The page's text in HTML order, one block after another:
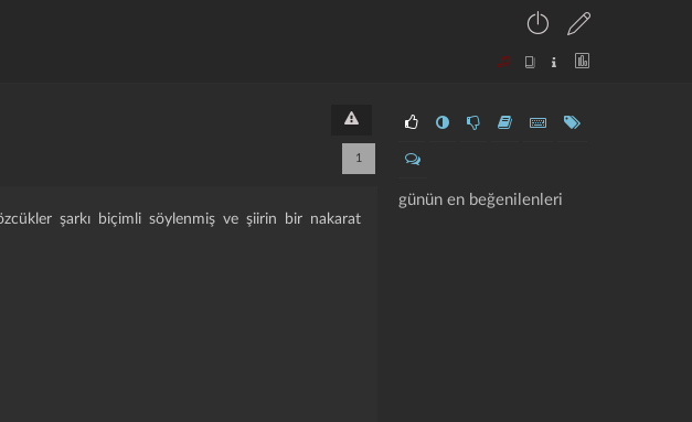
günün en beğenilenleri
1
şarkı biçimli söylenmiş ve şiirin bir nakarat